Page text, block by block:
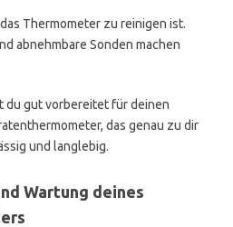
Thermometer zu reinigen ist.
abnehmbare Sonden machen
du gut vorbereitet für deinen
das genau zu dir
und langlebig.
Wartung deines